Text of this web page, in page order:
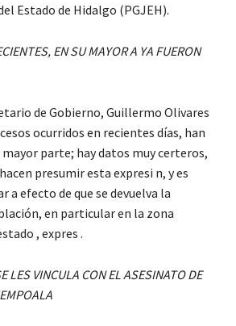
Estado de Hidalgo (PGJEH).
EN SU MAYOR A YA FUERON
de Gobierno, Guillermo Olivares
ocurridos en recientes días, han
mayor parte; hay datos muy certeros,
presumir esta expresi n, y es
efecto de que se devuelva la
en particular en la zona
, expres .
LES VINCULA CON EL ASESINATO DE